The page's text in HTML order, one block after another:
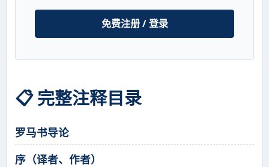
免费注册 / 登录
📋 完整注释目录
罗马书导论
序（译者、作者）